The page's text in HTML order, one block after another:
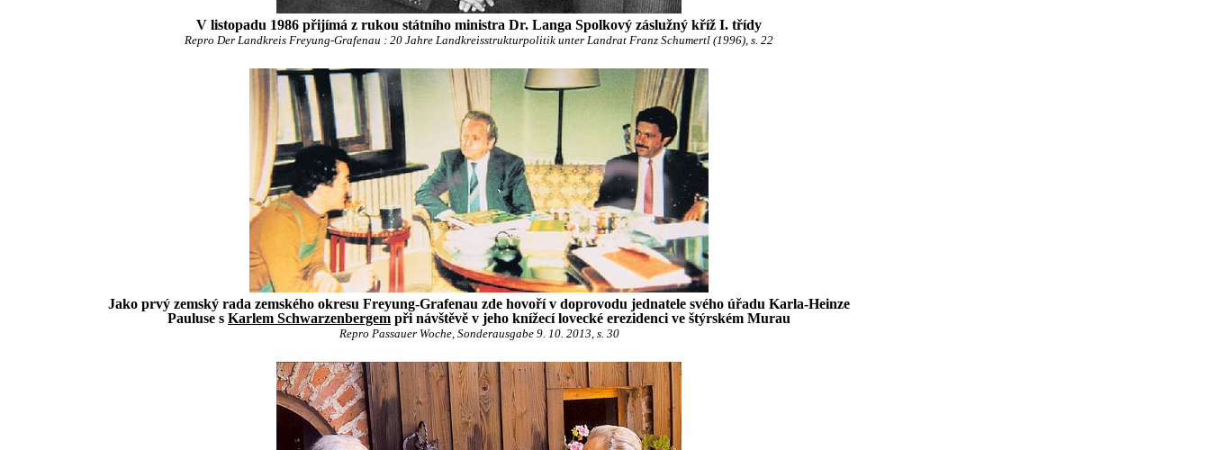
V listopadu 1986 přijímá z rukou státního ministra Dr. Langa Spolkový záslužný kříž I. třídy
Repro Der Landkreis Freyung-Grafenau : 20 Jahre Landkreisstrukturpolitik unter Landrat Franz Schumertl (1996), s. 22
Jako prvý zemský rada zemského okresu Freyung-Grafenau zde hovoří v doprovodu jednatele svého úřadu Karla-Heinze
Pauluse s Karlem Schwarzenbergem při návštěvě v jeho knížecí lovecké erezidenci ve štýrském Murau
Repro Passauer Woche, Sonderausgabe 9. 10. 2013, s. 30